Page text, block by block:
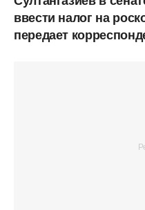
ввести налог на
передает